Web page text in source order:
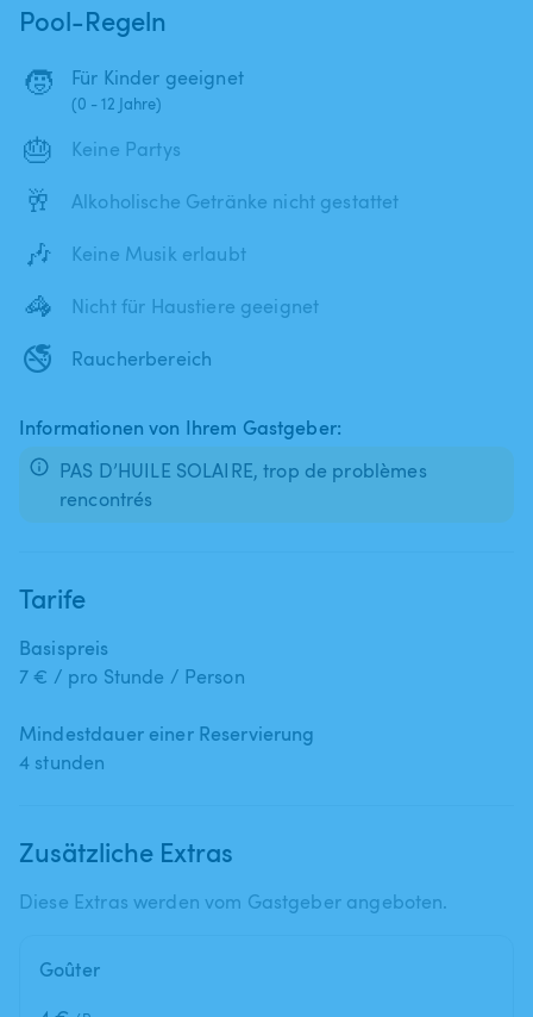
Pool-Regeln
🧒 Für Kinder geeignet
(0 - 12 Jahre)
🎂 Keine Partys
🥂 Alkoholische Getränke nicht gestattet
🎶 Keine Musik erlaubt
🦓 Nicht für Haustiere geeignet
🚭 Raucherbereich
Informationen von Ihrem Gastgeber:
PAS D’HUILE SOLAIRE, trop de problèmes
rencontrés
Tarife
Basispreis
7 € / pro Stunde / Person
Mindestdauer einer Reservierung
4 stunden
Zusätzliche Extras
Diese Extras werden vom Gastgeber angeboten.
Goûter